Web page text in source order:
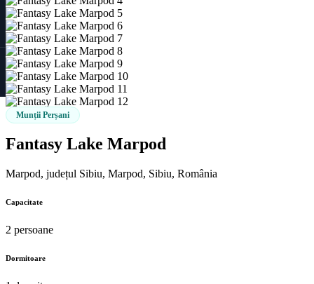
Munții Perșani
Fantasy Lake Marpod
Marpod, județul Sibiu, Marpod, Sibiu, România
Capacitate
2 persoane
Dormitoare